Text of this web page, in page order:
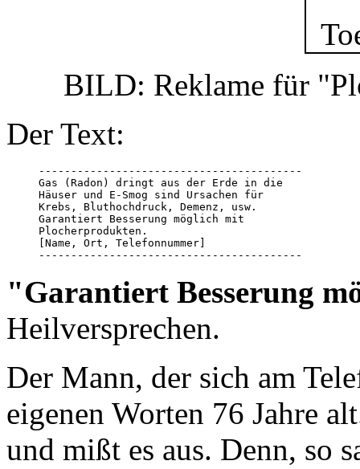
BILD: Reklame für
Der Text:
-----------------------------------------
Gas (Radon) dringt aus der Erde in die
Häuser und E-Smog sind Ursachen für
Krebs, Bluthochdruck, Demenz, usw.
Garantiert Besserung möglich mit
Plocherprodukten.
[Name, Ort, Telefonnummer]
-----------------------------------------
"Garantiert Besserung
Heilversprechen.
Der Mann, der sich am
eigenen Worten 76 Jahre
und mißt es aus. Denn, so